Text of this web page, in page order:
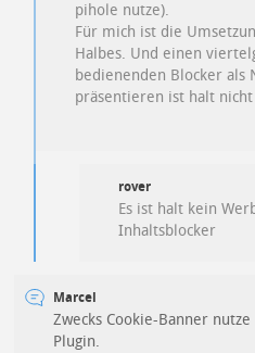
pihole nutze).
Für mich ist die
Halbes. Und einen
bedienenden Blocker als
präsentieren ist halt
rover
Es ist halt kein
Inhaltsblocker
Marcel
Zwecks Cookie-Banner
Plugin.